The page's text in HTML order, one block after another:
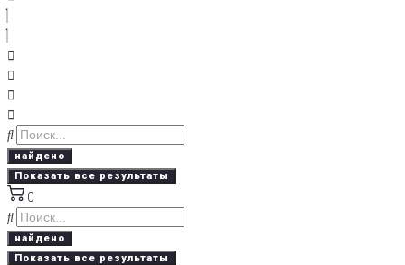
найдено
Показать все результаты
0
найдено
Показать все результаты